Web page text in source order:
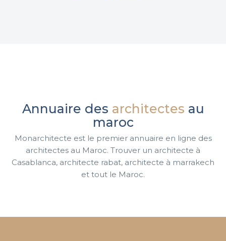
Annuaire des architectes au
maroc
Monarchitecte est le premier annuaire en ligne des
architectes au Maroc. Trouver un architecte à
Casablanca, architecte rabat, architecte à marrakech
et tout le Maroc.